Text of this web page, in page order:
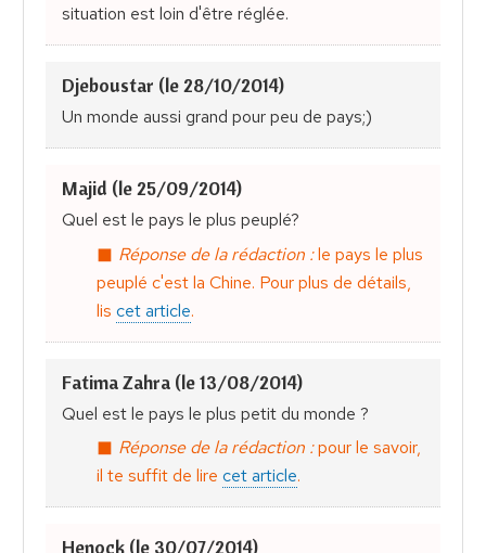
situation est loin d'être réglée.
Djeboustar (le 28/10/2014)
Un monde aussi grand pour peu de pays;)
Majid (le 25/09/2014)
Quel est le pays le plus peuplé?
Réponse de la rédaction :le pays le plus
peuplé c'est la Chine. Pour plus de détails,
lis cet article.
Fatima Zahra (le 13/08/2014)
Quel est le pays le plus petit du monde ?
Réponse de la rédaction :pour le savoir,
il te suffit de lire cet article.
Henock (le 30/07/2014)